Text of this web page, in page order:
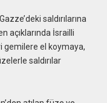
saldırılarına
açıklarında İsrailli
gemilere el koymaya,
saldırılar